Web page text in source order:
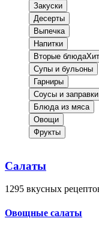
Закуски
Десерты
Выпечка
Напитки
Вторые блюдаХит
Супы и бульоны
Гарниры
Соусы и заправки
Блюда из мяса
Овощи
Фрукты
Салаты
1295 вкусных
Овощные салаты